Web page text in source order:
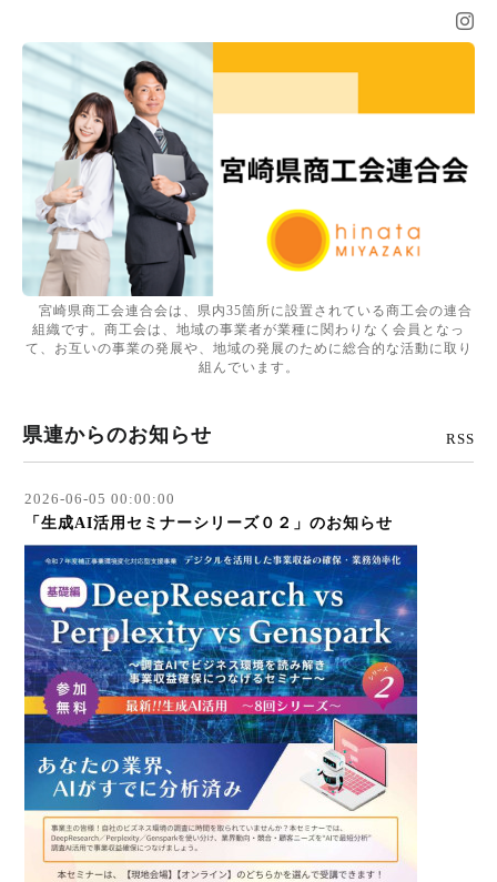
宮崎県商工会連合会は、県内35箇所に設置されている商工会の連合
組織です。商工会は、地域の事業者が業種に関わりなく会員となっ
て、お互いの事業の発展や、地域の発展のために総合的な活動に取り
組んでいます。
県連からのお知らせ RSS
2026-06-05 00:00:00
「生成AI活用セミナーシリーズ０２」のお知らせ